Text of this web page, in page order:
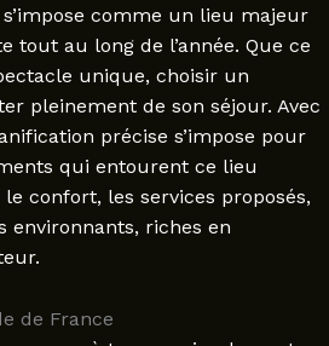
comme un lieu majeur
au long de l’année. Que ce
unique, choisir un
pleinement de son séjour. Avec
précise s’impose pour
qui entourent ce lieu
confort, les services proposés,
environnants, riches en
de France